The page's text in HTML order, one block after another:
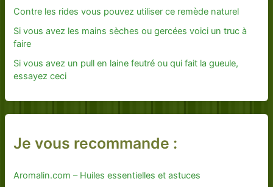
Contre les rides vous pouvez utiliser ce remède naturel
Si vous avez les mains sèches ou gercées voici un truc à
faire
Si vous avez un pull en laine feutré ou qui fait la gueule,
essayez ceci
Je vous recommande :
Aromalin.com – Huiles essentielles et astuces